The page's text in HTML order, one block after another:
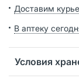
Доставим
В аптеку
Условия